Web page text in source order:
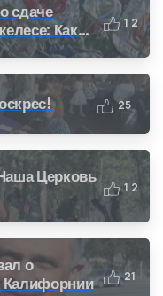
сдаче
Как
(CRV)
1 2
25
Церковь
1 2
о
Калифорнии
21